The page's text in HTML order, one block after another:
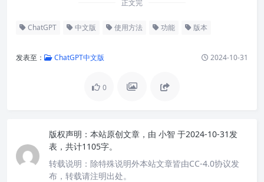
正文完
ChatGPT 中文版 使用方法 功能 版本
发表至： ChatGPT中文版 2024-10-31
0
版权声明： 本站原创文章，由 小智 于2024-10-31发
表，共计1105字。
转载说明： 除特殊说明外本站文章皆由CC-4.0协议发
布，转载请注明出处。